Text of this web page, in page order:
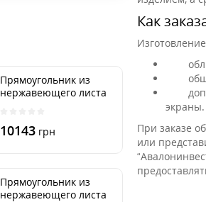
Прямоугольник из
нержавеющего листа
10143 грн
Прямоугольник из
нержавеющего листа
Как
экраны.
При заказе
или